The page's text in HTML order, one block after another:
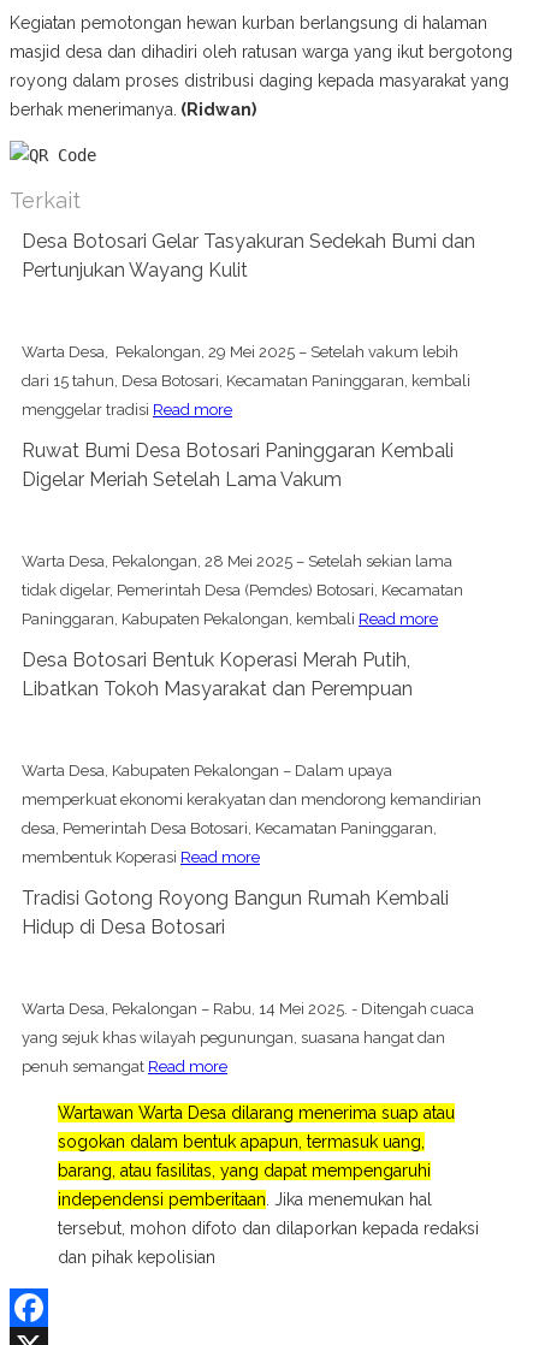
Kegiatan pemotongan hewan kurban berlangsung di halaman
masjid desa dan dihadiri oleh ratusan warga yang ikut bergotong
royong dalam proses distribusi daging kepada masyarakat yang
berhak menerimanya. (Ridwan)
Terkait
Desa Botosari Gelar Tasyakuran Sedekah Bumi dan
Pertunjukan Wayang Kulit
Warta Desa, Pekalongan, 29 Mei 2025 – Setelah vakum lebih
dari 15 tahun, Desa Botosari, Kecamatan Paninggaran, kembali
menggelar tradisi Read more
Ruwat Bumi Desa Botosari Paninggaran Kembali
Digelar Meriah Setelah Lama Vakum
Warta Desa, Pekalongan, 28 Mei 2025 – Setelah sekian lama
tidak digelar, Pemerintah Desa (Pemdes) Botosari, Kecamatan
Paninggaran, Kabupaten Pekalongan, kembali Read more
Desa Botosari Bentuk Koperasi Merah Putih,
Libatkan Tokoh Masyarakat dan Perempuan
Warta Desa, Kabupaten Pekalongan – Dalam upaya
memperkuat ekonomi kerakyatan dan mendorong kemandirian
desa, Pemerintah Desa Botosari, Kecamatan Paninggaran,
membentuk Koperasi Read more
Tradisi Gotong Royong Bangun Rumah Kembali
Hidup di Desa Botosari
Warta Desa, Pekalongan – Rabu, 14 Mei 2025. - Ditengah cuaca
yang sejuk khas wilayah pegunungan, suasana hangat dan
penuh semangat Read more
Wartawan Warta Desa dilarang menerima suap atau
sogokan dalam bentuk apapun, termasuk uang,
barang, atau fasilitas, yang dapat mempengaruhi
independensi pemberitaan . Jika menemukan hal
tersebut, mohon difoto dan dilaporkan kepada redaksi
dan pihak kepolisian